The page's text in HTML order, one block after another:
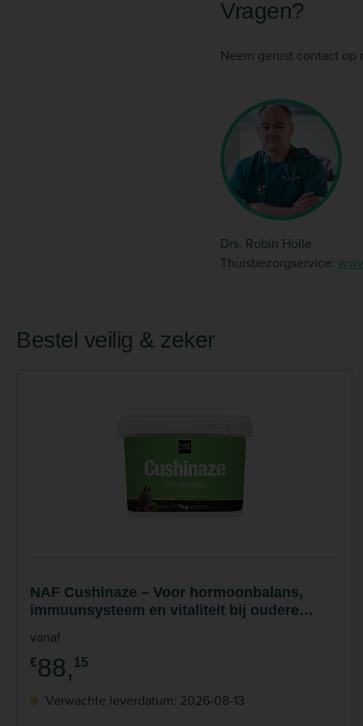
Vragen?
Neem gerust contact op
Drs. Robin Holle
Thuisbezorgservice:
Bestel veilig & zeker
NAF Cushinaze – Voor hormoonbalans,
immuunsysteem en vitaliteit bij oudere
vanaf
€88, 15
Verwachte leverdatum: 2026-08-13